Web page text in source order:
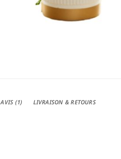
AVIS (1) LIVRAISON & RETOURS